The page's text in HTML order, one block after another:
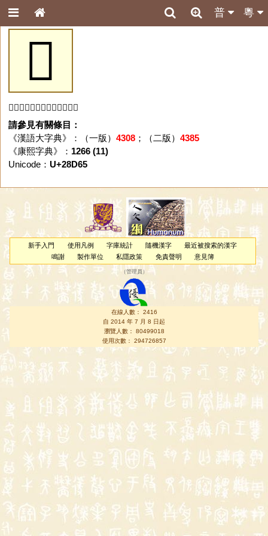
粵
普
𨵥
「𨵥」字未收錄於本資料庫。
請參見有關條目：
《漢語大字典》：（一版） 4308；（二版） 4385
《康熙字典》： 1266 (11)
Unicode： U+28D65
新手入門 使用凡例 字庫統計 隨機漢字
最近被搜索的漢字
鳴謝
製作單位 私隱政策 免責聲明 意見簿
（管理員 ）
在線人數： 2416
自 2014 年 7 月 8 日起
瀏覽人數： 80499018
使用次數： 294726857